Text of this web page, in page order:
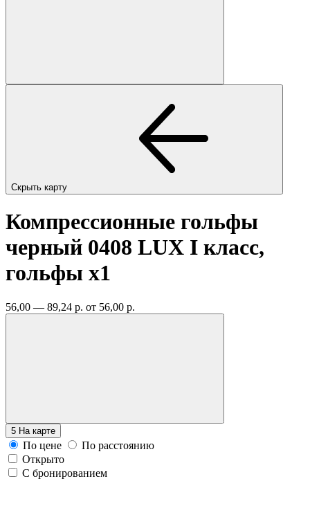
Скрыть карту
Компрессионные гольфы
черный 0408 LUX I класс,
гольфы x1
56,00 — 89,24 р. от 56,00 р.
5 На карте
По цене
По расстоянию
Открыто
С бронированием